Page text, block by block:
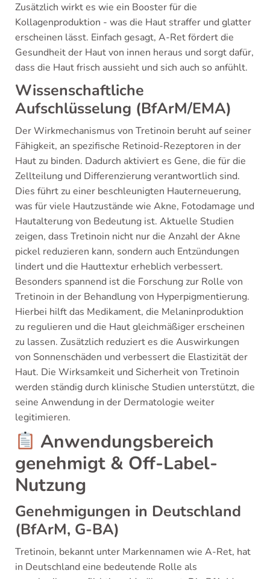
Zusätzlich wirkt es wie ein Booster für die
Kollagenproduktion - was die Haut straffer und glatter
erscheinen lässt. Einfach gesagt, A-Ret fördert die
Gesundheit der Haut von innen heraus und sorgt dafür,
dass die Haut frisch aussieht und sich auch so anfühlt.
Wissenschaftliche
Aufschlüsselung (BfArM/EMA)
Der Wirkmechanismus von Tretinoin beruht auf seiner
Fähigkeit, an spezifische Retinoid-Rezeptoren in der
Haut zu binden. Dadurch aktiviert es Gene, die für die
Zellteilung und Differenzierung verantwortlich sind.
Dies führt zu einer beschleunigten Hauterneuerung,
was für viele Hautzustände wie Akne, Fotodamage und
Hautalterung von Bedeutung ist. Aktuelle Studien
zeigen, dass Tretinoin nicht nur die Anzahl der Akne
pickel reduzieren kann, sondern auch Entzündungen
lindert und die Hauttextur erheblich verbessert.
Besonders spannend ist die Forschung zur Rolle von
Tretinoin in der Behandlung von Hyperpigmentierung.
Hierbei hilft das Medikament, die Melaninproduktion
zu regulieren und die Haut gleichmäßiger erscheinen
zu lassen. Zusätzlich reduziert es die Auswirkungen
von Sonnenschäden und verbessert die Elastizität der
Haut. Die Wirksamkeit und Sicherheit von Tretinoin
werden ständig durch klinische Studien unterstützt, die
seine Anwendung in der Dermatologie weiter
legitimieren.
Anwendungsbereich
genehmigt & Off-Label-
Nutzung
Genehmigungen in Deutschland
(BfArM, G-BA)
Tretinoin, bekannt unter Markennamen wie A-Ret, hat
in Deutschland eine bedeutende Rolle als